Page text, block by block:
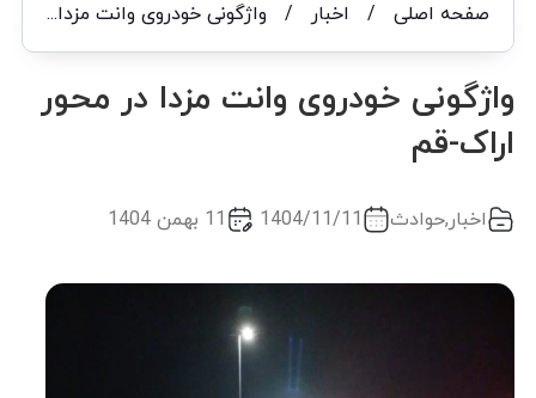
صفحه اصلی/ اخبار / واژگونی خودروی وانت مزدا در محور اراک-قم
واژگونی خودروی وانت مزدا در محور
اراک-قم
اخبار,حوادث 1404/11/11 11 بهمن 1404